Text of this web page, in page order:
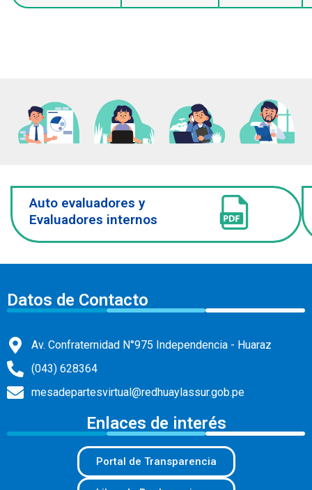
Auto evaluadores y
Evaluadores internos
Datos de Contacto
Av. Confraternidad N°975 Independencia - Huaraz
(043) 628364
mesadepartesvirtual@redhuaylassur.gob.pe
Enlaces de interés
Portal de Transparencia